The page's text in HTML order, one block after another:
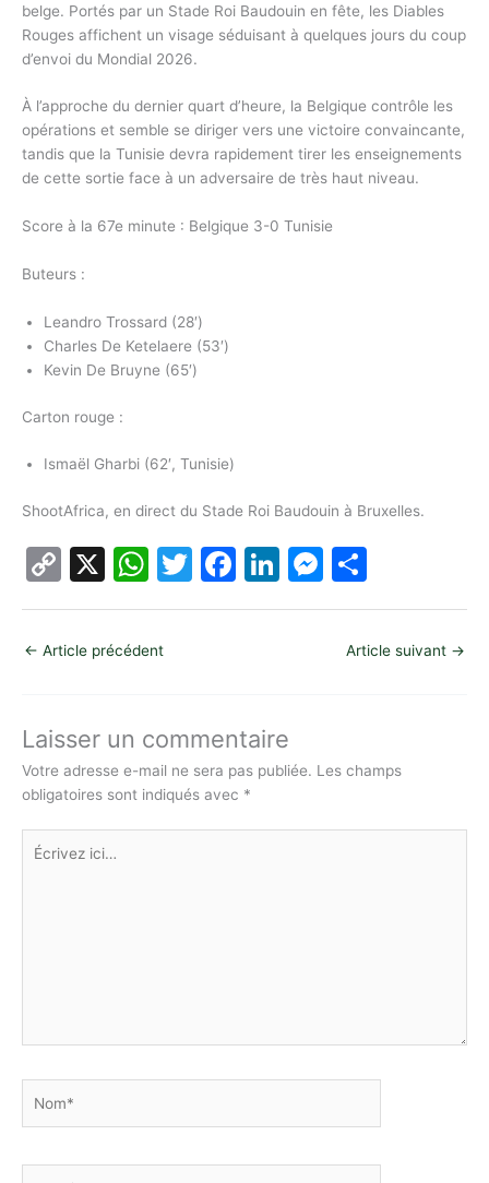
belge. Portés par un Stade Roi Baudouin en fête, les Diables
Rouges affichent un visage séduisant à quelques jours du coup
d’envoi du Mondial 2026.
À l’approche du dernier quart d’heure, la Belgique contrôle les
opérations et semble se diriger vers une victoire convaincante,
tandis que la Tunisie devra rapidement tirer les enseignements
de cette sortie face à un adversaire de très haut niveau.
Score à la 67e minute : Belgique 3-0 Tunisie
Buteurs :
Leandro Trossard (28′)
Charles De Ketelaere (53′)
Kevin De Bruyne (65′)
Carton rouge :
Ismaël Gharbi (62′, Tunisie)
ShootAfrica, en direct du Stade Roi Baudouin à Bruxelles.
C
o
p
y
n
k
X
W
h
at
s
p
p
T
w
F
a
o
o
k
Li
n
n
M
e
g
ar
ta
g
← Article précédent Article suivant →
Laisser un commentaire
Votre adresse e-mail ne sera pas publiée. Les champs
obligatoires sont indiqués avec *
Écrivez
ici…